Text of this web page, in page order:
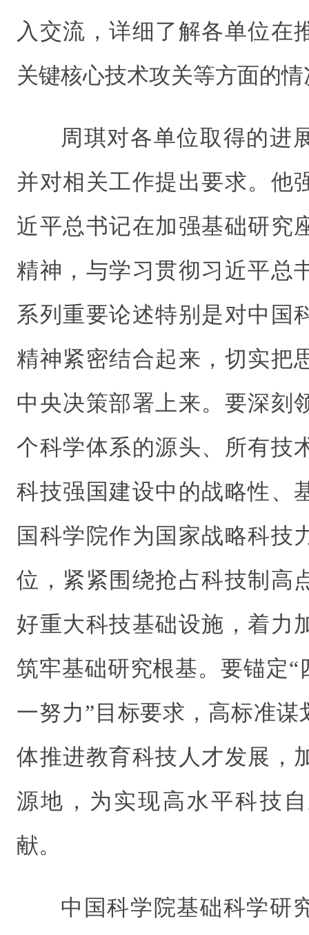
入交流，详细了解各单位在
关键核心技术攻关等方面的
周琪对各单位取得的进
并对相关工作提出要求。他
近平总书记在加强基础研究
精神，与学习贯彻习近平总
系列重要论述特别是对中国
精神紧密结合起来，切实把
中央决策部署上来。要深刻
个科学体系的源头、所有技
科技强国建设中的战略性、
国科学院作为国家战略科技
位，紧紧围绕抢占科技制高
好重大科技基础设施，着力
筑牢基础研究根基。要锚定“
一努力”目标要求，高标准谋
体推进教育科技人才发展，
源地，为实现高水平科技
献。
中国科学院基础科学研